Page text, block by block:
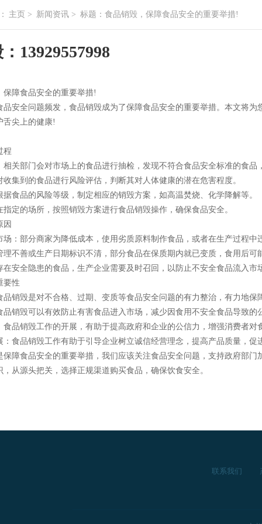
主页 > 新闻资讯 > 标题：食品销毁，保障食品安全的重要举措!
13929557998
保障食品安全的重要举措!
品安全问题频发，食品销毁成为了保障食品安全的重要举措。本文将
舌尖上的健康!
程
相关部门会对市场上的食品进行抽检，发现不符合食品安全标准的食品
集到的食品进行风险评估，判断其对人体健康的潜在危害程度。
食品的风险等级，制定相应的销毁方案，如高温焚烧、化学降解等。
定的场所，按照销毁方案进行食品销毁操作，确保食品安全。
因
场：部分商家为降低成本，使用劣质原料制作食品，或者在生产过程
理不善或生产日期标识不清，部分食品在保质期内就已变质，食用后可
在安全隐患的食品，生产企业需要及时召回，以防止不安全食品流入市
要性
品销毁是对不合格、过期、变质等食品安全问题的有力整治，有力地保
品销毁可以有效防止有害食品进入市场，减少因食用不安全食品导致的
食品销毁工作的开展，有助于提高政府和企业的公信力，增强消费者对
：食品销毁工作有助于引导企业树立诚信经营理念，提高产品质量，促
保障食品安全的重要举措，我们应该关注食品安全问题，支持政府部
从源头把关，选择正规渠道购买食品，确保饮食安全。
联系我们